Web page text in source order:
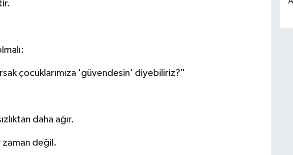
çocuklarımıza 'güvendesin' diyebiliriz?"
daha ağır.
zaman değil.